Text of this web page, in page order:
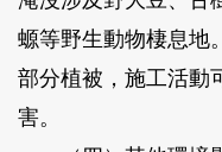
螈等野生動物棲息地
部分植被，施工活動
害。